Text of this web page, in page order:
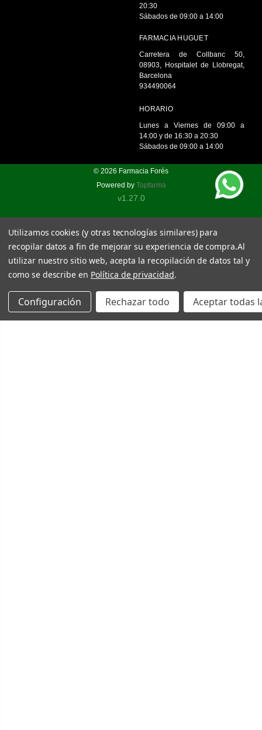
20:30
Sábados de 09:00 a 14:00
FARMACIA HUGUET
Carretera de Collbanc 50,
08903, Hospitalet de Llobregat,
Barcelona
934490064
HORARIO
Lunes a Viernes de 09:00 a
14:00 y de 16:30 a 20:30
Sábados de 09:00 a 14:00
© 2026 Farmacia Forés
Powered by Topfarma
v1.27.0
Utilizamos cookies (y otras tecnologías similares) para
recopilar datos a fin de mejorar su experiencia de compra.Al
utilizar nuestro sitio web, acepta la recopilación de datos tal y
como se describe en Política de privacidad.
Configuración Rechazar todo Aceptar todas